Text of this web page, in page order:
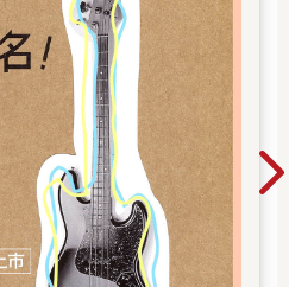
來也是一個洋行賣辦，和陳是至
一些動作，也很能摹擬閻的神
但已經從良的小姊妹所扮演，她
朋友朱葆三的兒子朱老五；邵鵬
職，他扮演了幫兇吳春芳。
商務印書館攝影棚代拍代洗印
賃西班牙人雷瑪斯的夏令配克影
九二一年七月一日作首次公映。
云——「一日所售（指《閻瑞
映一星期，共贏洋四千餘元」，